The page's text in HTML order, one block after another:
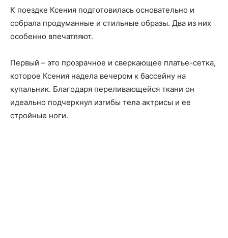
К поездке Ксения подготовилась основательно и
собрала продуманные и стильные образы. Два из них
особенно впечатляют.
Первый – это прозрачное и сверкающее платье-сетка,
которое Ксения надела вечером к бассейну на
купальник. Благодаря переливающейся ткани он
идеально подчеркнул изгибы тела актрисы и ее
стройные ноги.